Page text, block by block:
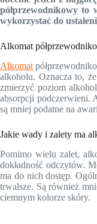
półprzewodnikowy
wykorzystać do
Alkomat
Alkomat
alkoholu. Oznacza to,
zmierzyć poziom
absorpcji podczerwieni.
są mniej podatne na
Jakie wady i zalety ma
Pomimo wielu zalet,
dokładność odczytów.
ma do nich dostęp.
trwalsze. Są również
ciemnym kolorze skóry.